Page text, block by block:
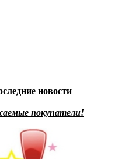
новости
покупатели!